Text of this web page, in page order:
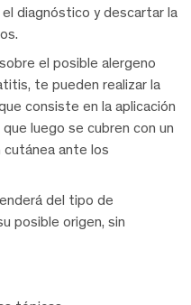
diagnóstico y descartar la
el posible alergeno
te pueden realizar la
consiste en la aplicación
luego se cubren con un
cutánea ante los
del tipo de
posible origen, sin